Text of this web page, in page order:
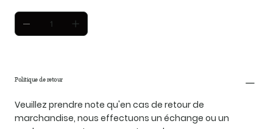
Politique de retour
Veuillez prendre note qu'en cas de retour de
marchandise, nous effectuons un échange ou un